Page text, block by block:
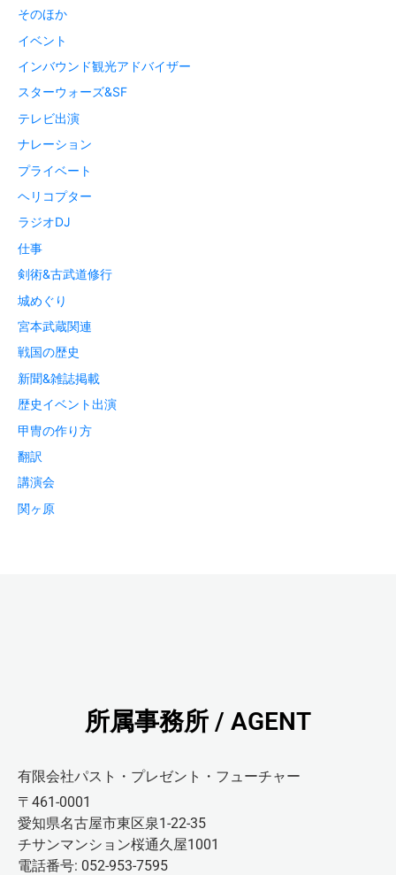
そのほか
イベント
インバウンド観光アドバイザー
スターウォーズ&SF
テレビ出演
ナレーション
プライベート
ヘリコプター
ラジオDJ
仕事
剣術&古武道修行
城めぐり
宮本武蔵関連
戦国の歴史
新聞&雑誌掲載
歴史イベント出演
甲冑の作り方
翻訳
講演会
関ヶ原
所属事務所 / AGENT
有限会社パスト・プレゼント・フューチャー
〒461-0001
愛知県名古屋市東区泉1-22-35
チサンマンション桜通久屋1001
電話番号: 052-953-7595